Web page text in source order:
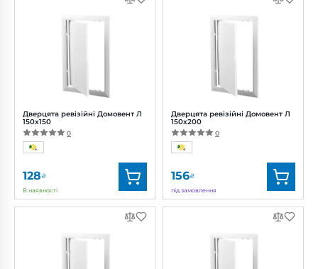
0688382269 0687926225
Дверцята ревізійні Домовент Л
150x150
0
128₴
В наявності
Домовент
0687926226
Дверцята ревізійні Домовент Л
150x200
0
156₴
під замовлення
Домовент
0687926228